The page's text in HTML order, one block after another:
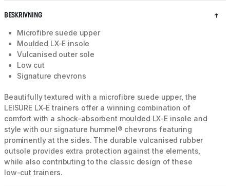
BESKRIVNING
Microfibre suede upper
Moulded LX-E insole
Vulcanised outer sole
Low cut
Signature chevrons
Beautifully textured with a microfibre suede upper, the
LEISURE LX-E trainers offer a winning combination of
comfort with a shock-absorbent moulded LX-E insole and
style with our signature hummel® chevrons featuring
prominently at the sides. The durable vulcanised rubber
outsole provides extra protection against the elements,
while also contributing to the classic design of these
low-cut trainers.